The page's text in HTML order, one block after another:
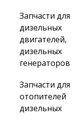
Запчасти для
дизельных
двигателей,
дизельных
генераторов
Запчасти для
отопителей
дизельных